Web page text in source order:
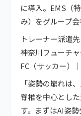
に導入。EMS（
み）をグループ会
トレーナー派遣
神奈川フューチ
FC（サッカー）
「姿勢の崩れは
脊椎を中心とし
す。まずはAI姿